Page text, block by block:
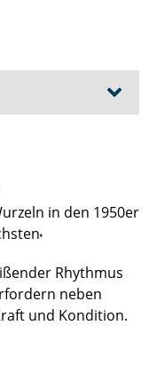
in den 1950er
Rhythmus
neben
und Kondition.